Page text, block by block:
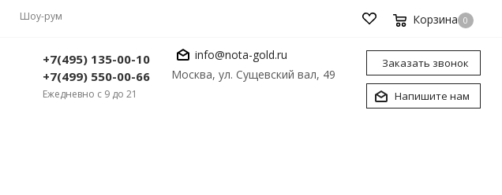
Шоу-рум Корзина 0
+7(495) 135-00-10
+7(499) 550-00-66
Ежедневно с 9 до 21
info@nota-gold.ru
Москва, ул. Сущевский вал, 49
Заказать звонок
Напишите нам